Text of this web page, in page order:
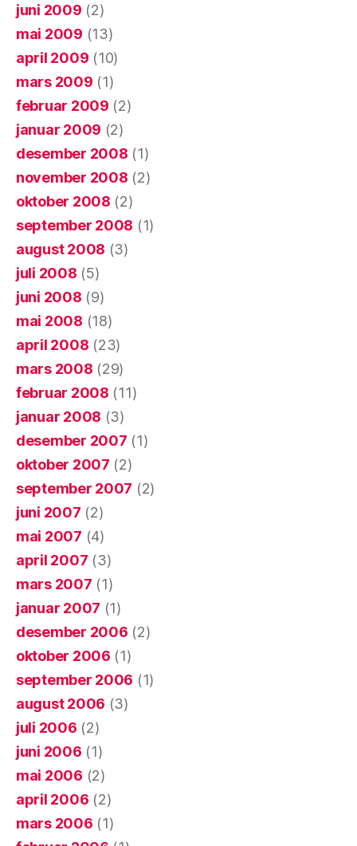
juni 2009 (2)
mai 2009 (13)
april 2009 (10)
mars 2009 (1)
februar 2009 (2)
januar 2009 (2)
desember 2008 (1)
november 2008 (2)
oktober 2008 (2)
september 2008 (1)
august 2008 (3)
juli 2008 (5)
juni 2008 (9)
mai 2008 (18)
april 2008 (23)
mars 2008 (29)
februar 2008 (11)
januar 2008 (3)
desember 2007 (1)
oktober 2007 (2)
september 2007 (2)
juni 2007 (2)
mai 2007 (4)
april 2007 (3)
mars 2007 (1)
januar 2007 (1)
desember 2006 (2)
oktober 2006 (1)
september 2006 (1)
august 2006 (3)
juli 2006 (2)
juni 2006 (1)
mai 2006 (2)
april 2006 (2)
mars 2006 (1)